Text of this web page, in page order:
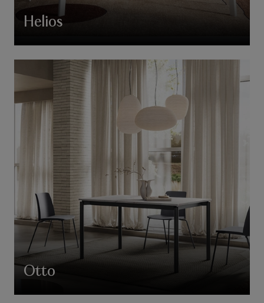
Helios
Otto